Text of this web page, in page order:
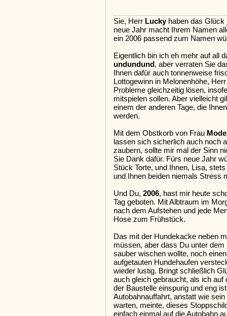
Sie, Herr Luckyhaben das Glück
neue Jahr macht Ihrem Namen
ein 2006 passend zum Namen
Eigentlich bin ich eh mehr auf all
undundund, aber verraten Sie
Ihnen dafür auch tonnenweise
Lottogewinn in Melonenhöhe,
Probleme gleichzeitig lösen,
mitspielen sollen. Aber vielleicht
einem der anderen Tage, die
werden.
Mit dem Obstkorb von Frau
lassen sich sicherlich auch noch
zaubern, sollte mir mal der Sinn
Sie Dank dafür. Fürs neue Jahr
Stück Torte, und Ihnen, Lisa,
und Ihnen beiden niemals Stress
Und Du, 2006, hast mir heute
Tag geboten. Mit Albtraum im
nach dem Aufstehen und jede
Hose zum Frühstück.
Das mit der Hundekacke neben
müssen, aber dass Du unter
sauber wischen wollte, noch
aufgetauten Hundehaufen
wieder lustig. Bringt schließlich
auch gleich gebraucht, als ich auf
der Baustelle einspurig und eng
Autobahnauffahrt, anstatt wie
warten, meinte, dieses
einfach einmal auf die Autobahn